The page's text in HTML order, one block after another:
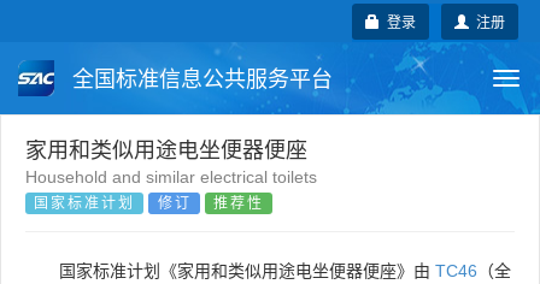
注册
登录
全国标准信息公共服务平台
国家标准 行业标准
团体标准 企业标准
国外标准 技术委员会
家用和类似用途电坐便器便座
Household and similar electrical toilets
国家标准计划 修订 推荐性
国家标准计划《家用和类似用途电坐便器便座》由 TC46 （全